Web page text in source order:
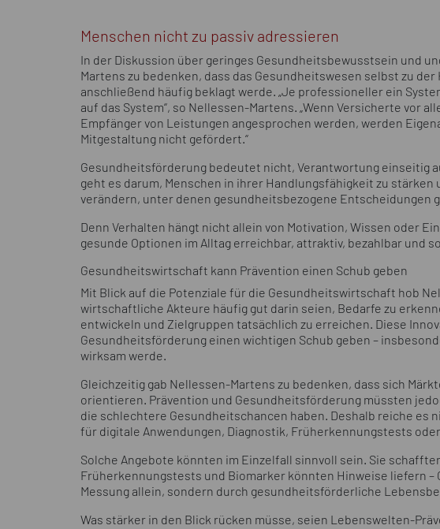
Menschen nicht zu passiv adressieren
In der Diskussion über geringes Gesundheitsbewusstsein und
Martens zu bedenken, dass das Gesundheitswesen selbst zu
anschließend häufig beklagt werde. „Je professioneller ein
auf das System“, so Nellessen-Martens. „Wenn Versicherte vor
Empfänger von Leistungen angesprochen werden, werden
Mitgestaltung nicht gefördert.“
Gesundheitsförderung bedeutet nicht, Verantwortung einseitig
geht es darum, Menschen in ihrer Handlungsfähigkeit zu stärken
verändern, unter denen gesundheitsbezogene Entscheidungen
Denn Verhalten hängt nicht allein von Motivation, Wissen oder
gesunde Optionen im Alltag erreichbar, attraktiv, bezahlbar und
Gesundheitswirtschaft kann Prävention einen Schub geben
Mit Blick auf die Potenziale für die Gesundheitswirtschaft hob
wirtschaftliche Akteure häufig gut darin seien, Bedarfe zu
entwickeln und Zielgruppen tatsächlich zu erreichen. Diese
Gesundheitsförderung einen wichtigen Schub geben –
wirksam werde.
Gleichzeitig gab Nellessen-Martens zu bedenken, dass sich
orientieren. Prävention und Gesundheitsförderung müssten
die schlechtere Gesundheitschancen haben. Deshalb reiche es
für digitale Anwendungen, Diagnostik, Früherkennungstests
Solche Angebote könnten im Einzelfall sinnvoll sein. Sie
Früherkennungstests und Biomarker könnten Hinweise liefern
Messung allein, sondern durch gesundheitsförderliche
Was stärker in den Blick rücken müsse, seien Lebenswelten-